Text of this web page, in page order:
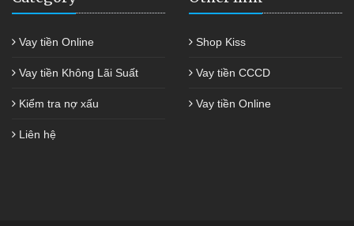
Vay tiền Online
Vay tiền Không Lãi Suất
Kiểm tra nợ xấu
Liên hệ
Shop Kiss
Vay tiền CCCD
Vay tiền Online